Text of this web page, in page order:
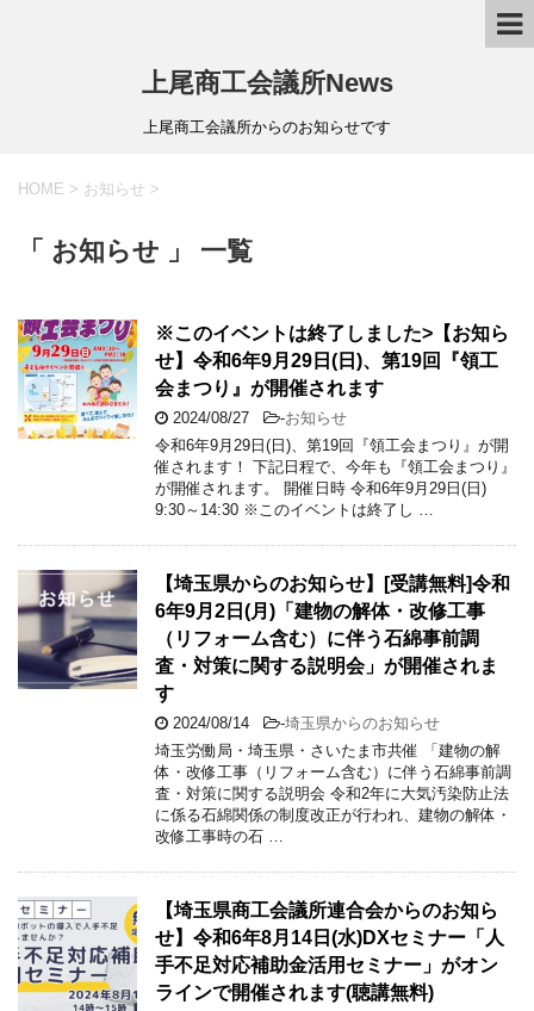
上尾商工会議所News
上尾商工会議所からのお知らせです
HOME > お知らせ >
「 お知らせ 」 一覧
※このイベントは終了しました>【お知ら
せ】令和6年9月29日(日)、第19回『領工
会まつり』が開催されます
2024/08/27 -お知らせ
令和6年9月29日(日)、第19回『領工会まつり』が開
催されます！ 下記日程で、今年も『領工会まつり』
が開催されます。 開催日時 令和6年9月29日(日)
9:30～14:30 ※このイベントは終了し …
【埼玉県からのお知らせ】[受講無料]令和
6年9月2日(月)「建物の解体・改修工事
（リフォーム含む）に伴う石綿事前調
査・対策に関する説明会」が開催されま
す
2024/08/14 -埼玉県からのお知らせ
埼玉労働局・埼玉県・さいたま市共催 「建物の解
体・改修工事（リフォーム含む）に伴う石綿事前調
査・対策に関する説明会 令和2年に大気汚染防止法
に係る石綿関係の制度改正が行われ、建物の解体・
改修工事時の石 …
【埼玉県商工会議所連合会からのお知ら
せ】令和6年8月14日(水)DXセミナー「人
手不足対応補助金活用セミナー」がオン
ラインで開催されます(聴講無料)